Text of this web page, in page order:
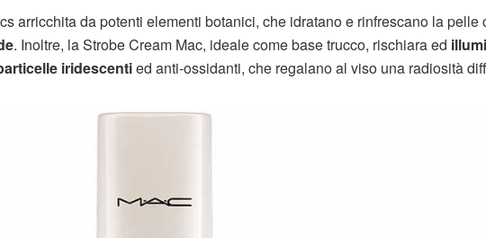
arricchita da potenti elementi botanici, che idratano e rinfrescano la pelle
. Inoltre, la Strobe Cream Mac, ideale come base trucco, rischiara ed
iridescentied anti-ossidanti, che regalano al viso una radiosità